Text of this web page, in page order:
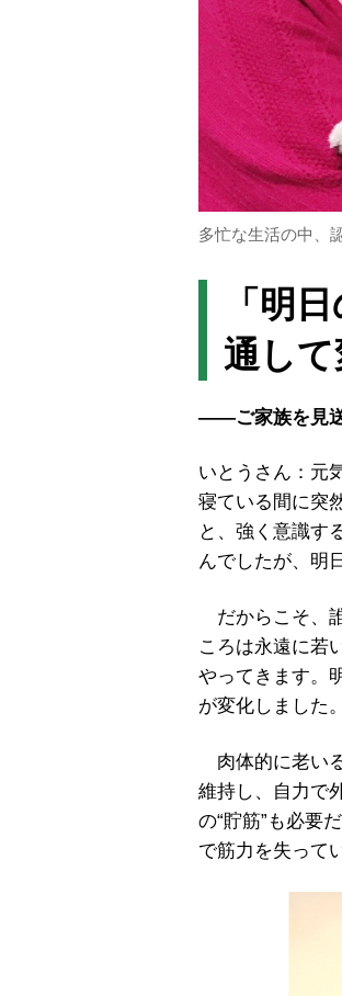
多忙な生活の中、
「明
通し
――ご家族を見送
いとうさん：元
寝ている間に突
と、強く意識す
んでしたが、明
だからこそ、
ころは永遠に若
やってきます。
が変化しました。
肉体的に老い
維持し、自力で
の“貯筋”も必要
で筋力を失って